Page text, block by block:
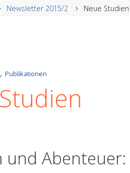
Newsletter 2015/2 Neue Studien
, Publikationen
und